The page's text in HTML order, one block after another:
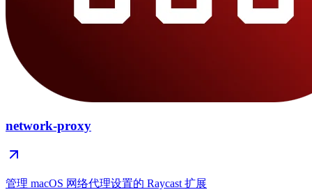
network-proxy
管理 macOS 网络代理设置的 Raycast 扩展